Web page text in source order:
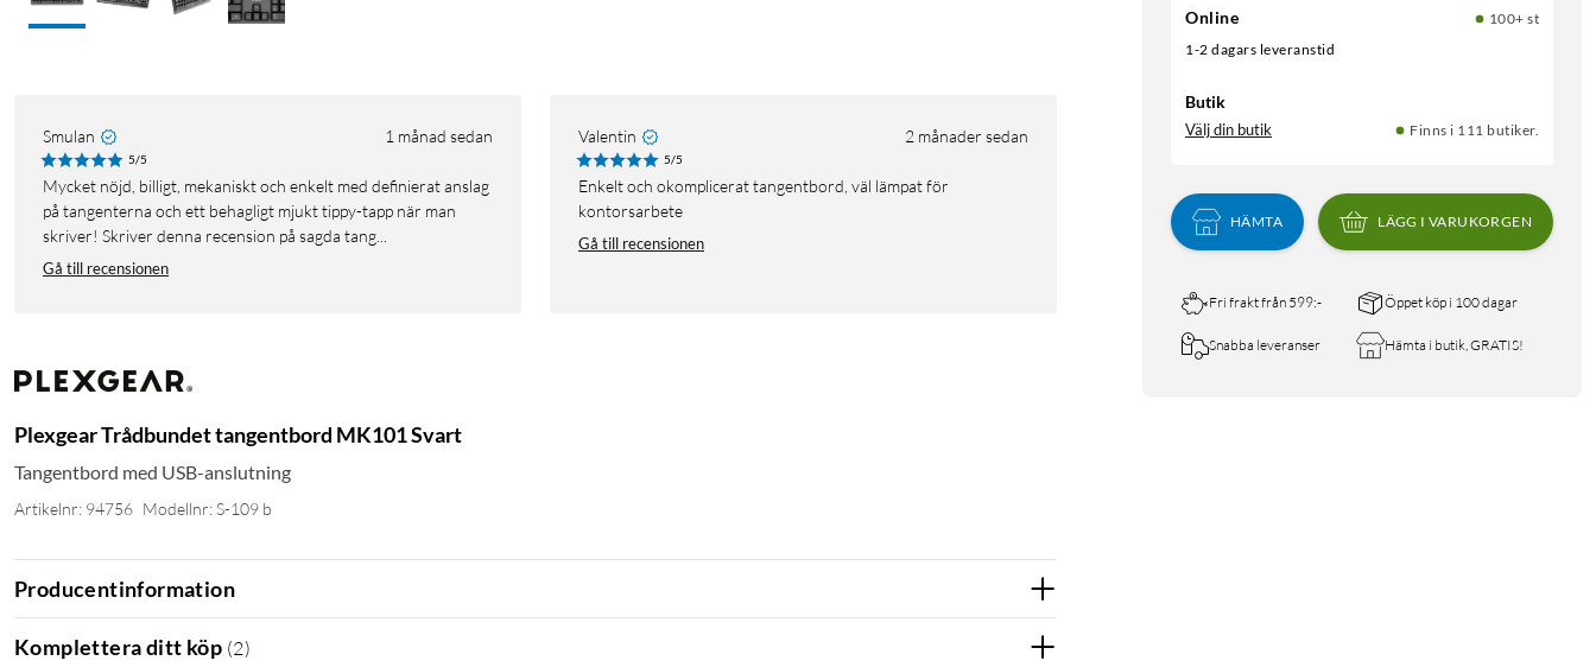
Online
100+ st
1-2 dagars leveranstid
Butik
Välj din butik Finns i 111 butiker.
HÄMTA LÄGG I VARUKORGEN
Fri frakt från 599:- Öppet köp i 100 dagar
Snabba leveranser Hämta i butik, GRATIS!
Smulan 1 månad sedan
5/5
Mycket nöjd, billigt, mekaniskt och enkelt med definierat anslag
på tangenterna och ett behagligt mjukt tippy-tapp när man
skriver! Skriver denna recension på sagda tang...
Gå till recensionen
Valentin 2 månader sedan
5/5
Enkelt och okomplicerat tangentbord, väl lämpat för
kontorsarbete
Gå till recensionen
Plexgear Trådbundet tangentbord MK101 Svart
Tangentbord med USB-anslutning
Artikelnr: 94756 Modellnr: S-109 b
Producentinformation
Komplettera ditt köp (2)